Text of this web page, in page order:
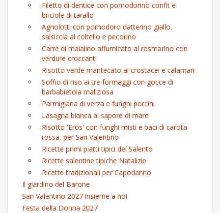
Filetto di dentice con pomodorino confit e
briciole di tarallo
Agnolotti con pomodoro datterino giallo,
salsiccia al coltello e pecorino
Carrè di maialino affumicato al rosmarino con
verdure croccanti
Risotto verde mantecato ai crostacei e calamari
Soffio di riso ai tre formaggi con gocce di
barbabietola maliziosa
Parmigiana di verza e funghi porcini
Lasagna bianca al sapore di mare
Risotto 'Eros' con funghi misti e baci di carota
rossa, per San Valentino
Ricette primi piatti tipici del Salento
Ricette salentine tipiche Natalizie
Ricette tradizionali per Capodanno
Il giardino del Barone
San Valentino 2027 insieme a noi
Festa della Donna 2027